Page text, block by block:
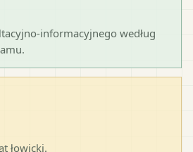
informacyjnego według
łowicki.